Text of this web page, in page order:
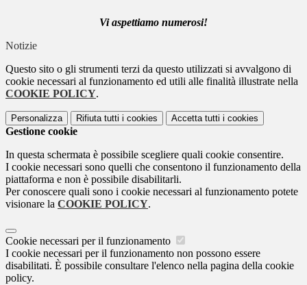
Vi aspettiamo numerosi!
Notizie
Questo sito o gli strumenti terzi da questo utilizzati si avvalgono di
cookie necessari al funzionamento ed utili alle finalità illustrate nella
COOKIE POLICY.
Personalizza Rifiuta tutti i cookies Accetta tutti i cookies
Gestione cookie
In questa schermata è possibile scegliere quali cookie consentire.
I cookie necessari sono quelli che consentono il funzionamento della
piattaforma e non è possibile disabilitarli.
Per conoscere quali sono i cookie necessari al funzionamento potete
visionare la COOKIE POLICY.
Cookie necessari per il funzionamento
I cookie necessari per il funzionamento non possono essere
disabilitati. È possibile consultare l'elenco nella pagina della cookie
policy.